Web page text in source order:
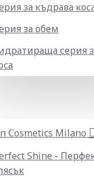
за къдрава
за обем
серия
Cosmetics Milano
Shine -